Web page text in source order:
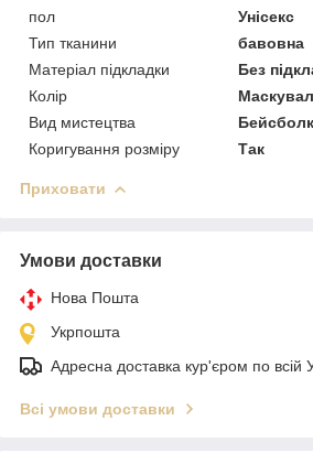
пол
Унісекс
Тип тканини
бавовна
Матеріал підкладки
Без
Колір
Вид мистецтва
Коригування розміру
Так
Приховати
Умови доставки
Нова Пошта
Укрпошта
Адресна доставка кур'єром по всій
Всі умови доставки